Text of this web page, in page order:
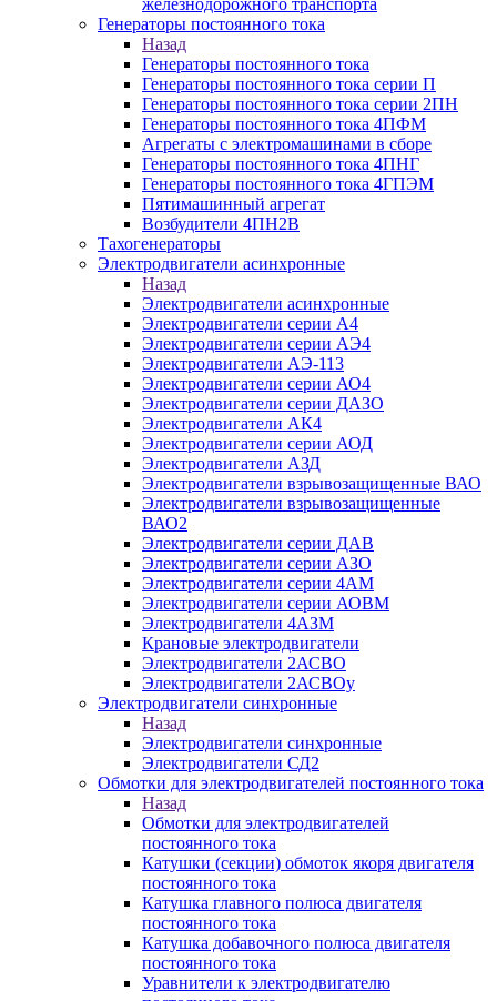
железнодорожного транспорта
Генераторы постоянного тока
Назад
Генераторы постоянного тока
Генераторы постоянного тока серии П
Генераторы постоянного тока серии 2ПН
Генераторы постоянного тока 4ПФМ
Агрегаты с электромашинами в сборе
Генераторы постоянного тока 4ПНГ
Генераторы постоянного тока 4ГПЭМ
Пятимашинный агрегат
Возбудители 4ПН2В
Тахогенераторы
Электродвигатели асинхронные
Назад
Электродвигатели асинхронные
Электродвигатели серии А4
Электродвигатели серии АЭ4
Электродвигатели АЭ-113
Электродвигатели серии АО4
Электродвигатели серии ДАЗО
Электродвигатели АК4
Электродвигатели серии АОД
Электродвигатели АЗД
Электродвигатели взрывозащищенные ВАО
Электродвигатели взрывозащищенные
ВАО2
Электродвигатели серии ДАВ
Электродвигатели серии АЗО
Электродвигатели серии 4АМ
Электродвигатели серии АОВМ
Электродвигатели 4АЗМ
Крановые электродвигатели
Электродвигатели 2АСВО
Электродвигатели 2АСВОу
Электродвигатели синхронные
Назад
Электродвигатели синхронные
Электродвигатели СД2
Обмотки для электродвигателей постоянного тока
Назад
Обмотки для электродвигателей
постоянного тока
Катушки (секции) обмоток якоря двигателя
постоянного тока
Катушка главного полюса двигателя
постоянного тока
Катушка добавочного полюса двигателя
постоянного тока
Уравнители к электродвигателю